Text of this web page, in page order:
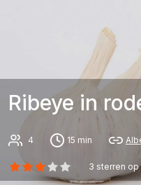
Ribeye in
4 15 min
3 sterren op